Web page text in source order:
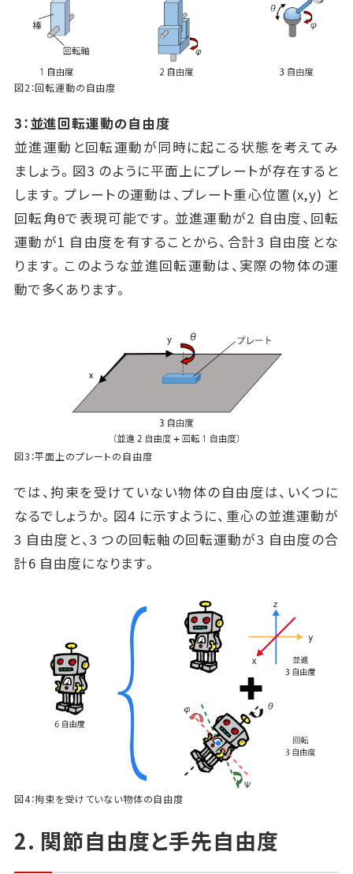
図2：回転運動の自由度
3：並進回転運動の自由度
並進運動と回転運動が同時に起こる状態を考えてみ
ましょう。図3 のように平面上にプレートが存在すると
します。プレートの運動は、プレート重心位置(x,y) と
回転角θで表現可能です。並進運動が2 自由度、回転
運動が1 自由度を有することから、合計3 自由度とな
ります。このような並進回転運動は、実際の物体の運
動で多くあります。
図3：平面上のプレートの自由度
では、拘束を受けていない物体の自由度は、いくつに
なるでしょうか。図4 に示すように、重心の並進運動が
3 自由度と、3 つの回転軸の回転運動が3 自由度の合
計6 自由度になります。
図4：拘束を受けていない物体の自由度
2. 関節自由度と手先自由度